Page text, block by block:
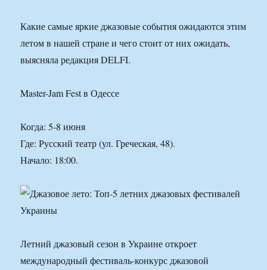
Какие самые яркие джазовые события ожидаются этим
летом в нашей стране и чего стоит от них ожидать,
выясняла редакция DELFI.
Master-Jam Fest в Одессе
Когда: 5-8 июня
Где: Русский театр (ул. Греческая, 48).
Начало: 18:00.
Летний джазовый сезон в Украине откроет
международный фестиваль-конкурс джазовой